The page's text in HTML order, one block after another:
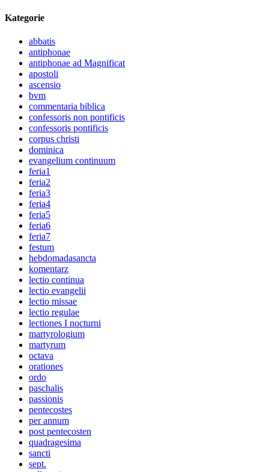
Kategorie
abbatis
antiphonae
antiphonae ad Magnificat
apostoli
ascensio
bvm
commentaria biblica
confessoris non pontificis
confessoris pontificis
corpus christi
dominica
evangelium continuum
feria1
feria2
feria3
feria4
feria5
feria6
feria7
festum
hebdomadasancta
komentarz
lectio continua
lectio evangelii
lectio missae
lectio regulae
lectiones I nocturni
martyrologium
martyrum
octava
orationes
ordo
paschalis
passionis
pentecostes
per annum
post pentecosten
quadragesima
sancti
sept.